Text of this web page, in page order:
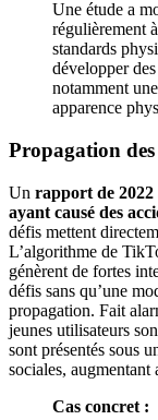
Une étude a
régulièrement
standards
développer
notamment
apparence
Propagation
Un rapport de 2022
ayant causé des
défis mettent
L’algorithme de
génèrent de fortes
défis sans qu’une
propagation. Fait
jeunes utilisateurs
sont présentés sous
sociales, augmentant
Cas concret :